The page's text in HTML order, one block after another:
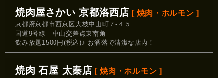
焼肉屋さかい 京都洛西店 [ 焼肉・ホルモン ]
京都府京都市西京区大枝中山町７‐４５
国道9号線 中山交差点東南角
飲み放題1500円(税込)♪ お洒落で清潔な店内！
焼肉 石屋 太秦店 [ 焼肉・ホルモン ]